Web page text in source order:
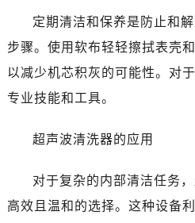
定期清洁和保养是防止和
步骤。使用软布轻轻擦拭表壳
以减少机芯积灰的可能性。对
专业技能和工具。
超声波清洗器的应用
对于复杂的内部清洁任务
高效且温和的选择。这种设备